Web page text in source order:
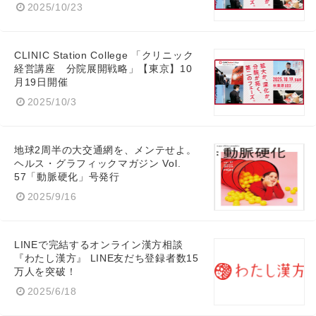
2025/10/23
CLINIC Station College 「クリニック
経営講座 分院展開戦略」【東京】10
月19日開催
2025/10/3
地球2周半の大交通網を、メンテせよ。
ヘルス・グラフィックマガジン Vol.
57「動脈硬化」号発行
2025/9/16
LINEで完結するオンライン漢方相談
『わたし漢方』 LINE友だち登録者数15
万人を突破！
2025/6/18